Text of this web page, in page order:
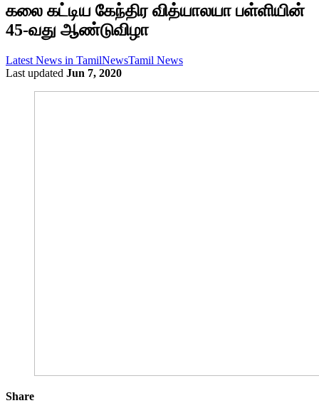
கலை கட்டிய கேந்திர வித்யாலயா பள்ளியின்
45-வது ஆண்டுவிழா
Latest News in TamilNewsTamil News
Last updated Jun 7, 2020
Share